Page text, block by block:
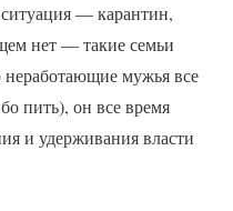
ситуация — карантин,
нет — такие семьи
неработающие мужья все
пить), он все время
и удерживания власти